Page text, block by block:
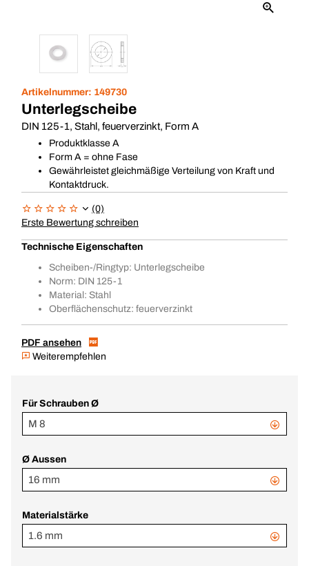
Artikelnummer: 149730
Unterlegscheibe
DIN 125-1, Stahl, feuerverzinkt, Form A
Produktklasse A
Form A = ohne Fase
Gewährleistet gleichmäßige Verteilung von Kraft und
Kontaktdruck.
(0)
Erste Bewertung schreiben
Technische Eigenschaften
Scheiben-/Ringtyp: Unterlegscheibe
Norm: DIN 125-1
Material: Stahl
Oberflächenschutz: feuerverzinkt
PDF ansehen
Weiterempfehlen
Für Schrauben Ø
M 8
Ø Aussen
16 mm
Materialstärke
1.6 mm